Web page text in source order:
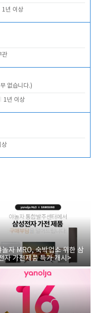
1년 이상
관
없습니다.)
1년 이상
상
놀자 MRO, 숙박업소 위한 삼
자 가전제품 특가 개시>